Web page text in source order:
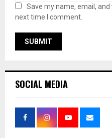
Save my name, email,
next time I comment.
SOCIAL MEDIA